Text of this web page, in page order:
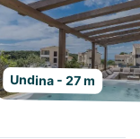
Undina - 27 m